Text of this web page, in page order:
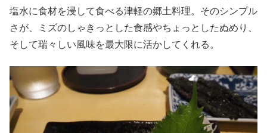
塩水に食材を浸して食べる津軽の郷土料理。そのシンプル
さが、ミズのしゃきっとした食感やちょっとしたぬめり、
そして瑞々しい風味を最大限に活かしてくれる。